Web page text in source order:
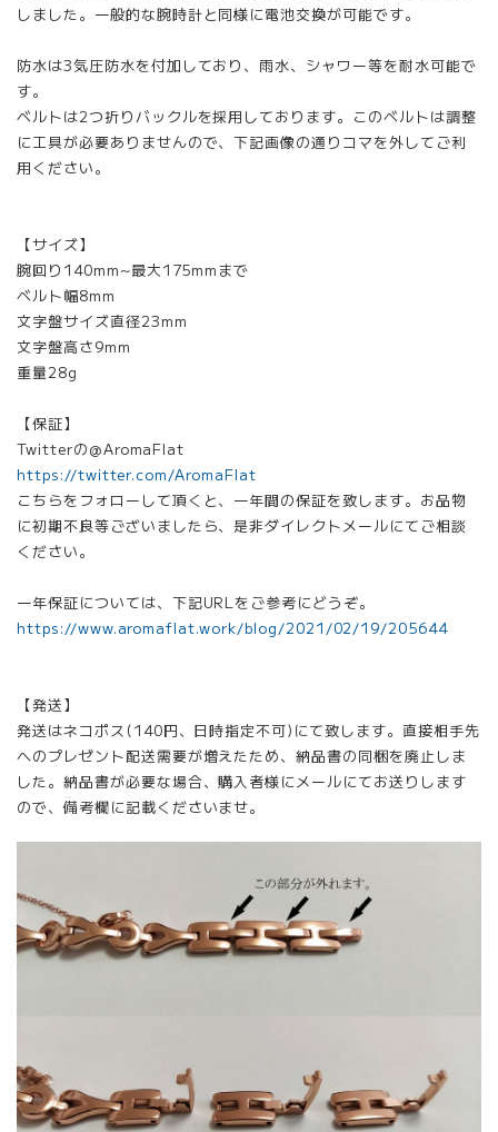
しました。一般的な腕時計と同様に電池交換が可能です。
防水は3気圧防水を付加しており、雨水、シャワー等を耐水可能で
す。
ベルトは2つ折りバックルを採用しております。このベルトは調整
に工具が必要ありませんので、下記画像の通りコマを外してご利
用ください。
【サイズ】
腕回り140mm~最大175mmまで
ベルト幅8mm
文字盤サイズ直径23mm
文字盤高さ9mm
重量28g
【保証】
Twitterの@AromaFlat
https://twitter.com/AromaFlat
こちらをフォローして頂くと、一年間の保証を致します。お品物
に初期不良等ございましたら、是非ダイレクトメールにてご相談
ください。
一年保証については、下記URLをご参考にどうぞ。
https://www.aromaflat.work/blog/2021/02/19/205644
【発送】
発送はネコポス(140円、日時指定不可)にて致します。直接相手先
へのプレゼント配送需要が増えたため、納品書の同梱を廃止しま
した。納品書が必要な場合、購入者様にメールにてお送りします
ので、備考欄に記載くださいませ。